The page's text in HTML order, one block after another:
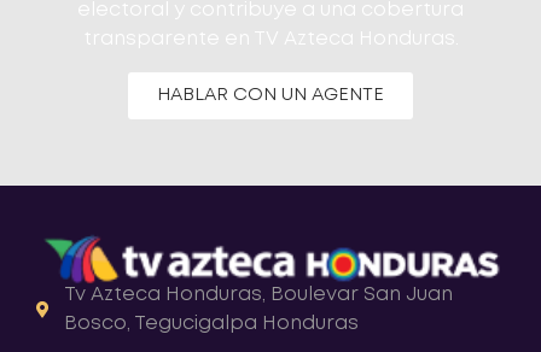
electoral y contribuye a una cobertura
transparente en TV Azteca Honduras.
HABLAR CON UN AGENTE
Tv Azteca Honduras, Boulevar San Juan
Bosco, Tegucigalpa Honduras